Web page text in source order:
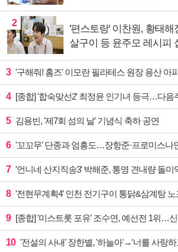
2
'편스토랑' 이찬원, 황태해
살구이 등 윤주모 레시피
3 '구해줘! 홈즈' 이모란 필라테스 원장 용산 아파트 방
4 [종합] '합숙맞선2' 최정윤 인기녀 등극…다음주 마
5 김용빈, '제7회 섬의 날' 기념식 축하 공연
6 '꼬꼬무' 단종과 엄흥도…장항준·프로미스나인 이
7 '언니네 산지직송3' 박해준, 통영 견내량 돌미역
8 '전현무계획4' 인천 전기구이 통닭&삼계탕
9 [종합] '미스트롯 포유' 조수연, 예선전 1위…
10 '전설의 사내' 장한별, '하늘아'→'너를 사랑하